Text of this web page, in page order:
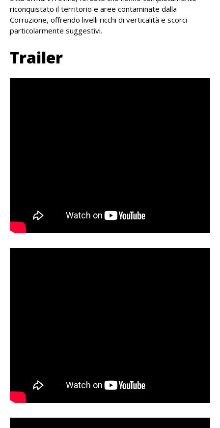
riconquistato il territorio e aree contaminate dalla
Corruzione, offrendo livelli ricchi di verticalità e scorci
particolarmente suggestivi.
Trailer